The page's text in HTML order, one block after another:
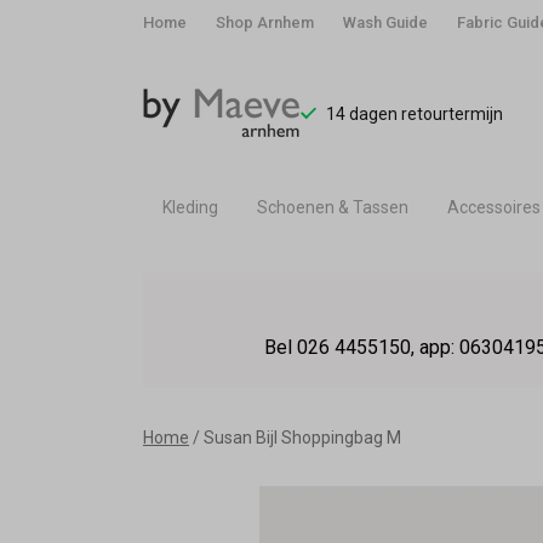
Home Shop Arnhem Wash Guide Fabric
14 dagen retourtermijn
Kleding Schoenen & Tassen Accessoires
Bel 026 4455150, app:
Home Susan Bijl Shoppingbag M